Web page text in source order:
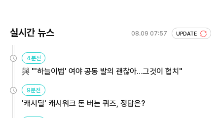
실시간 뉴스 08.09 07:57 UPDATE
4분전
與 "'하늘이법' 여야 공동 발의 괜찮아…그것이 협치"
9분전
'캐시딜' 캐시워크 돈 버는 퀴즈, 정답은?